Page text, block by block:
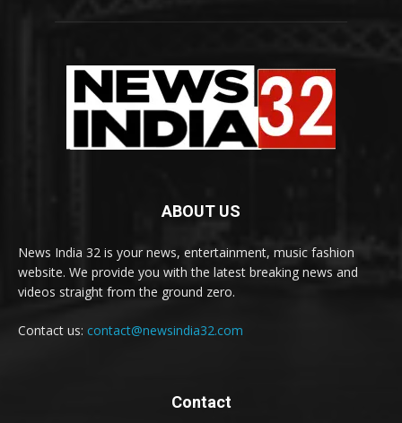
ABOUT US
News India 32 is your news, entertainment, music fashion
website. We provide you with the latest breaking news and
videos straight from the ground zero.
Contact us: contact@newsindia32.com
Contact